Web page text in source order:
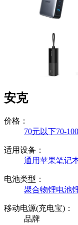
安克
价格：
70元以下70-
适用设备：
通用苹果笔记
电池类型：
聚合物锂电池
移动电源(充电宝)：
品牌